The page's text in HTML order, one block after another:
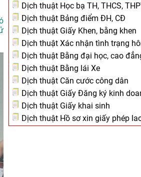
Dịch thuật Học bạ TH, THCS,
Dịch thuật Bảng điểm ĐH, CĐ
Dịch thuật Giấy Khen, bằng khen
Dịch thuật Xác nhận tình trạng
Dịch thuật Bằng đại học, cao
Dịch thuật Bằng lái Xe
Dịch thuật Căn cước công dân
Dịch thuật Giấy Đăng ký kinh
Dịch thuật Giấy khai sinh
Dịch thuật Hồ sơ xin giấy phép